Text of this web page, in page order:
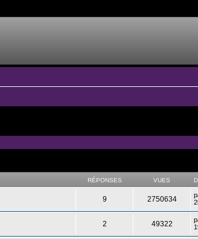
RÉPONSES VUES
9 2750634
2 49322